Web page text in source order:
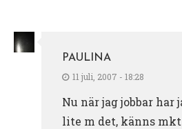
PAULINA
11 juli, 2007 - 18:28
Nu när jag jobbar har
lite m det, känns